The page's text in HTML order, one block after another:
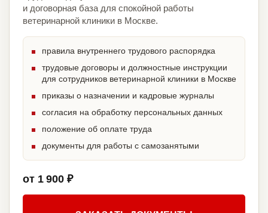
и договорная база для спокойной работы
ветеринарной клиники в Москве.
правила внутреннего трудового распорядка
трудовые договоры и должностные инструкции
для сотрудников ветеринарной клиники в Москве
приказы о назначении и кадровые журналы
согласия на обработку персональных данных
положение об оплате труда
документы для работы с самозанятыми
от 1 900 ₽